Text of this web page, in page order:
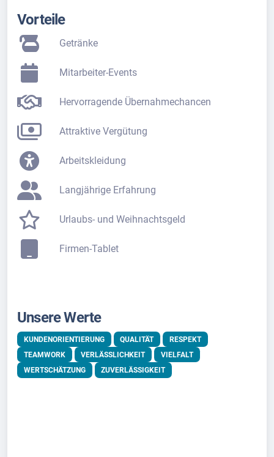
Vorteile
Getränke
Mitarbeiter-Events
Hervorragende Übernahmechancen
Attraktive Vergütung
Arbeitskleidung
Langjährige Erfahrung
Urlaubs- und Weihnachtsgeld
Firmen-Tablet
Unsere Werte
KUNDENORIENTIERUNG QUALITÄT
RESPEKT
TEAMWORK
VERLÄSSLICHKEIT
VIELFALT
WERTSCHÄTZUNG
ZUVERLÄSSIGKEIT